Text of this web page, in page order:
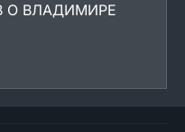
О ВЛАДИМИРЕ